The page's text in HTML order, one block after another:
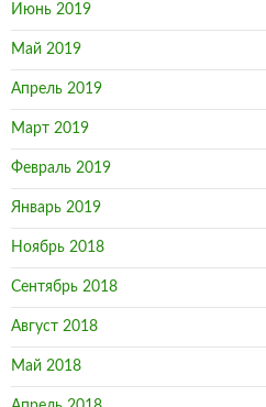
Июнь 2019
Май 2019
Апрель 2019
Март 2019
Февраль 2019
Январь 2019
Ноябрь 2018
Сентябрь 2018
Август 2018
Май 2018